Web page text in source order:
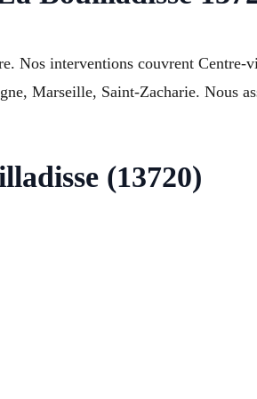
Nos interventions couvrent Centre-
Marseille, Saint-Zacharie. Nous
(13720)